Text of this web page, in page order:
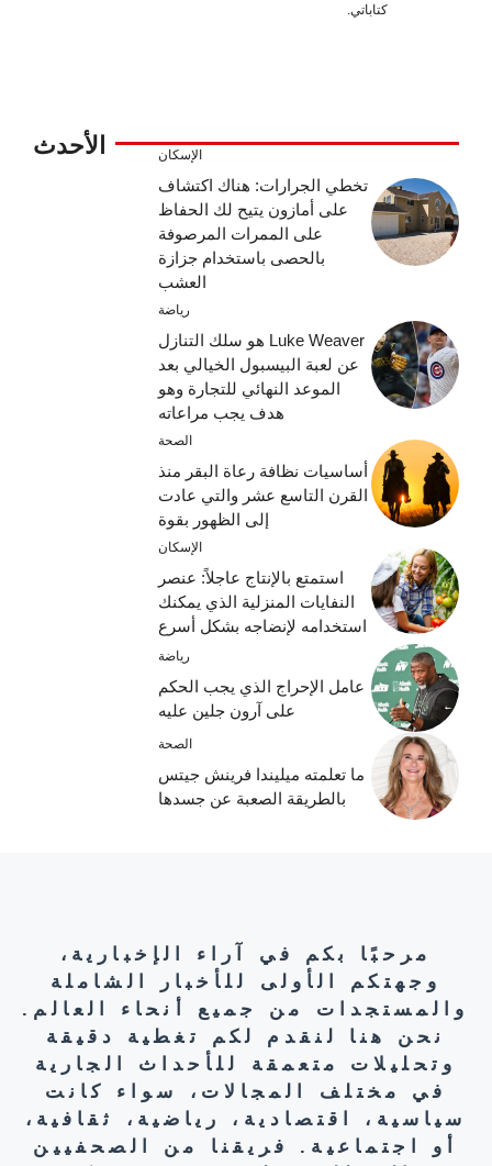
كتاباتي.
الأحدث الإسكان
تخطي الجرارات: هناك اكتشاف
على أمازون يتيح لك الحفاظ
على الممرات المرصوفة
بالحصى باستخدام جزازة
العشب
رياضة
Luke Weaver هو سلك التنازل
عن لعبة البيسبول الخيالي بعد
الموعد النهائي للتجارة وهو
هدف يجب مراعاته
الصحة
أساسيات نظافة رعاة البقر منذ
القرن التاسع عشر والتي عادت
إلى الظهور بقوة
الإسكان
استمتع بالإنتاج عاجلاً: عنصر
النفايات المنزلية الذي يمكنك
استخدامه لإنضاجه بشكل أسرع
رياضة
عامل الإحراج الذي يجب الحكم
على آرون جلين عليه
الصحة
ما تعلمته ميليندا فرينش جيتس
بالطريقة الصعبة عن جسدها
مرحبًا بكم في آراء الإخبارية،
وجهتكم الأولى للأخبار الشاملة
والمستجدات من جميع أنحاء العالم.
نحن هنا لنقدم لكم تغطية دقيقة
وتحليلات متعمقة للأحداث الجارية
في مختلف المجالات، سواء كانت
سياسية، اقتصادية، رياضية، ثقافية،
أو اجتماعية. فريقنا من الصحفيين